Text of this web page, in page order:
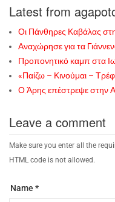
Latest from
Οι Πάνθηρες Καβάλας
Αναχώρησε για τα
Προπονητικό καμπ στα
«Παίζω – Κινούμαι –
Ο Άρης επέστρεψε στην
Leave a comment
Make sure you enter all the
HTML code is not allowed.
Name *